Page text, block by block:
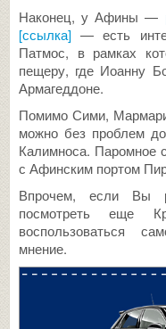
Наконец, у Афины —
[ссылка] — есть
Патмос, в рамках
пещеру, где Иоанну
Армагеддоне.
Помимо Сими,
можно без проблем
Калимноса. Паромное
с Афинским портом
Впрочем, если Вы
посмотреть еще
воспользоваться
мнение.